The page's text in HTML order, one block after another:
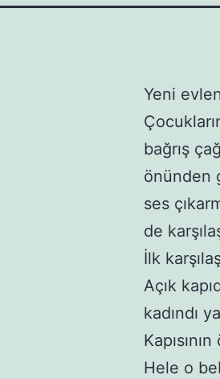
Yeni
bağrış
önünden
ses
de
İlk
Açık
kadındı
Hele o